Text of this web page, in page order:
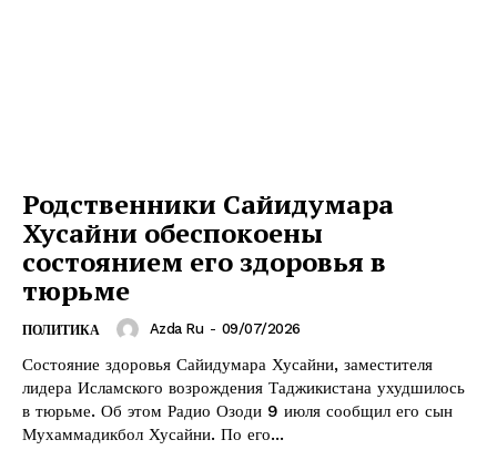
Родственники Сайидумара
Хусайни обеспокоены
состоянием его здоровья в
тюрьме
ПОЛИТИКА Azda Ru - 09/07/2026
Состояние здоровья Сайидумара Хусайни, заместителя
лидера Исламского возрождения Таджикистана ухудшилось
в тюрьме. Об этом Радио Озоди 9 июля сообщил его сын
Мухаммадикбол Хусайни. По его...